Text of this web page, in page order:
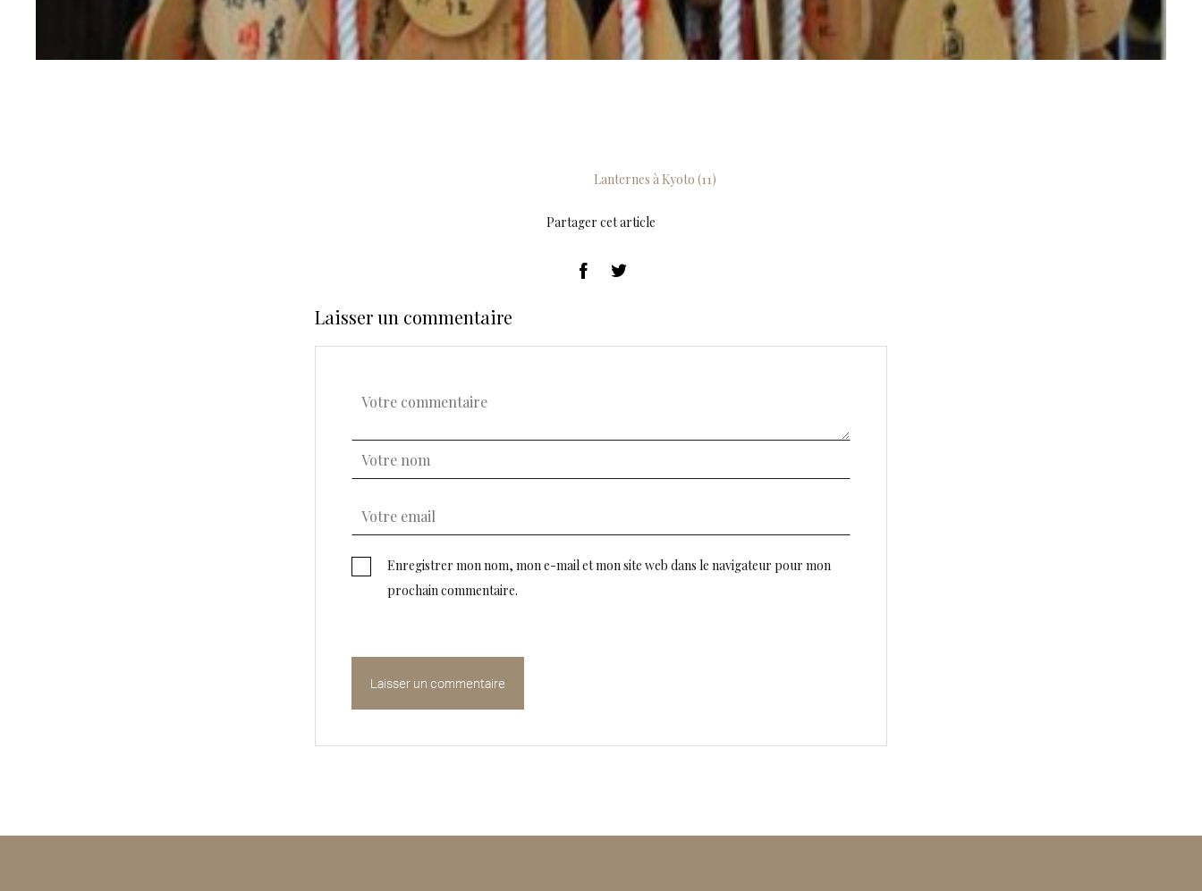
Lanternes à Kyoto (11)
Partager cet article
Laisser un commentaire
Enregistrer mon nom, mon e-mail et mon site web dans le navigateur pour mon
prochain commentaire.